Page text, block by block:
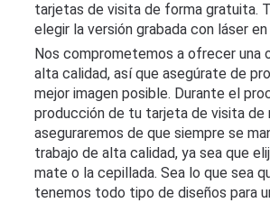
tarjetas de visita de forma gratuita.
elegir la versión grabada con láser
Nos comprometemos a ofrecer una
alta calidad, así que asegúrate de
mejor imagen posible. Durante el
producción de tu tarjeta de visita de
aseguraremos de que siempre se
trabajo de alta calidad, ya sea que
mate o la cepillada. Sea lo que sea
tenemos todo tipo de diseños para